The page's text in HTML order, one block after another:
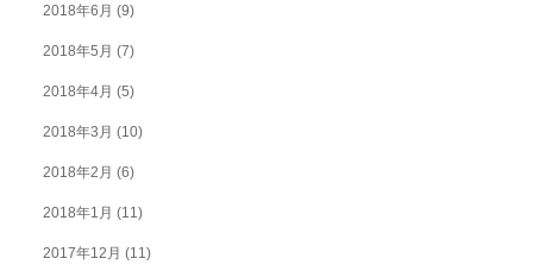
2018年6月 (9)
2018年5月 (7)
2018年4月 (5)
2018年3月 (10)
2018年2月 (6)
2018年1月 (11)
2017年12月 (11)